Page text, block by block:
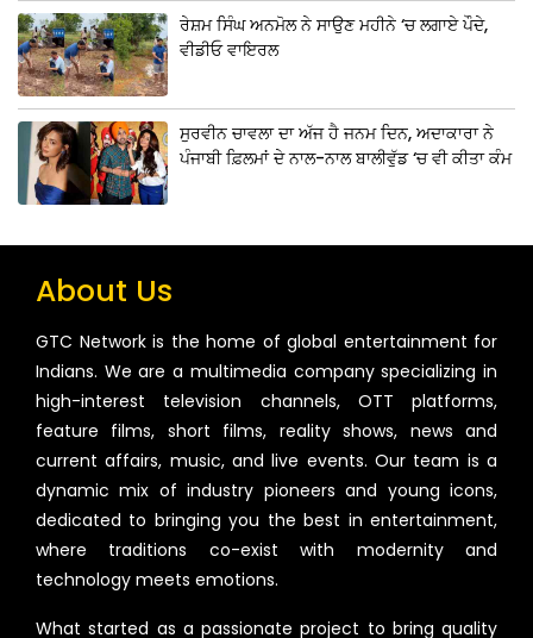
ਰੇਸ਼ਮ ਸਿੰਘ ਅਨਮੋਲ ਨੇ ਸਾਉਣ ਮਹੀਨੇ ‘ਚ ਲਗਾਏ ਪੌਦੇ,
ਵੀਡੀਓ ਵਾਇਰਲ
ਸੁਰਵੀਨ ਚਾਵਲਾ ਦਾ ਅੱਜ ਹੈ ਜਨਮ ਦਿਨ, ਅਦਾਕਾਰਾ ਨੇ
ਪੰਜਾਬੀ ਫ਼ਿਲਮਾਂ ਦੇ ਨਾਲ-ਨਾਲ ਬਾਲੀਵੁੱਡ ‘ਚ ਵੀ ਕੀਤਾ ਕੰਮ
About Us
GTC Network is the home of global entertainment for
Indians. We are a multimedia company specializing in
high-interest television channels, OTT platforms,
feature films, short films, reality shows, news and
current affairs, music, and live events. Our team is a
dynamic mix of industry pioneers and young icons,
dedicated to bringing you the best in entertainment,
where traditions co-exist with modernity and
technology meets emotions.
What started as a passionate project to bring quality